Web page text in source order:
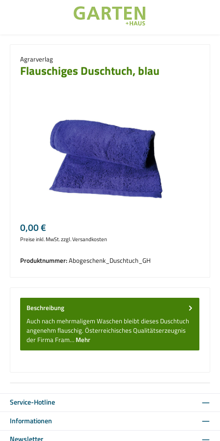
Agrarverlag
Flauschiges Duschtuch, blau
Regulärer Preis:
0,00 €
Preise inkl. MwSt. zzgl. Versandkosten
Produktnummer:Abogeschenk_Duschtuch_GH
Beschreibung
Auch nach mehrmaligem Waschen bleibt dieses Duschtuch
angenehm flauschig. Österreichisches Qualitätserzeugnis
der Firma Fram… Mehr
Service-Hotline
Informationen